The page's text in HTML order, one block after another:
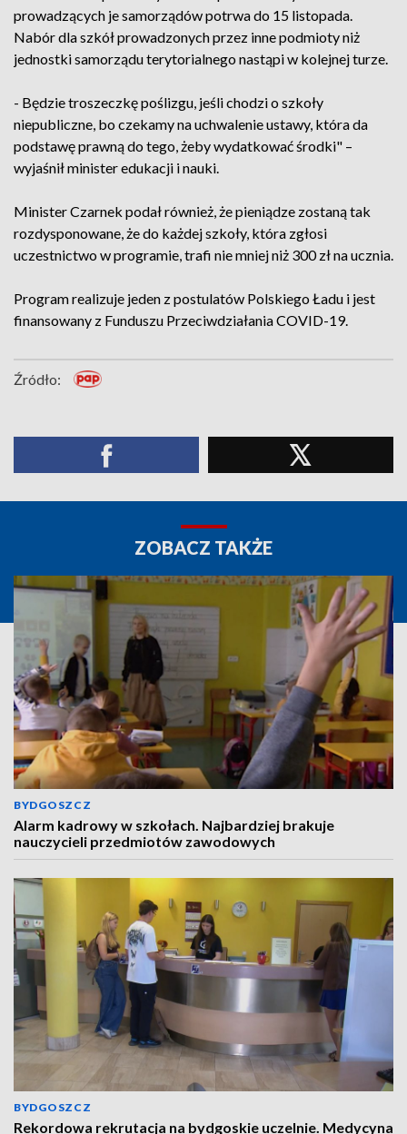
prowadzących je samorządów potrwa do 15 listopada.
Nabór dla szkół prowadzonych przez inne podmioty niż
jednostki samorządu terytorialnego nastąpi w kolejnej turze.
- Będzie troszeczkę poślizgu, jeśli chodzi o szkoły
niepubliczne, bo czekamy na uchwalenie ustawy, która da
podstawę prawną do tego, żeby wydatkować środki" –
wyjaśnił minister edukacji i nauki.
Minister Czarnek podał również, że pieniądze zostaną tak
rozdysponowane, że do każdej szkoły, która zgłosi
uczestnictwo w programie, trafi nie mniej niż 300 zł na ucznia.
Program realizuje jeden z postulatów Polskiego Ładu i jest
finansowany z Funduszu Przeciwdziałania COVID-19.
Źródło:
ZOBACZ TAKŻE
BYDGOSZCZ
Alarm kadrowy w szkołach. Najbardziej brakuje
nauczycieli przedmiotów zawodowych
BYDGOSZCZ
Rekordowa rekrutacja na bydgoskie uczelnie. Medycyna